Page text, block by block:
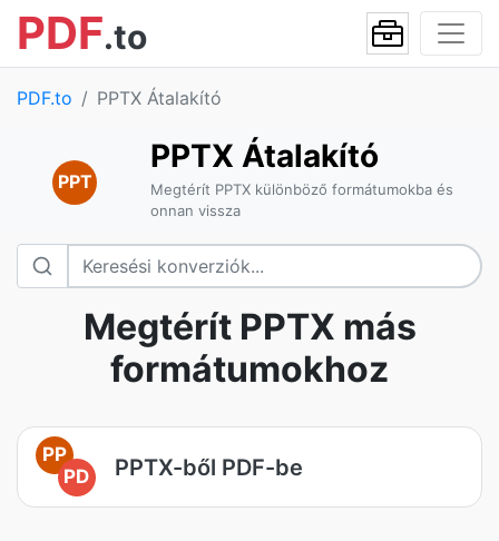
PDF.to
PDF.to PPTX Átalakító
PPT
PPTX Átalakító
Megtérít PPTX különböző formátumokba és
onnan vissza
Megtérít PPTX más
formátumokhoz
PP
PD
PPTX-ből PDF-be